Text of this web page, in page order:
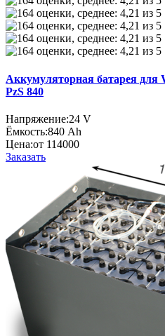
Аккумуляторная батарея для
PzS 840
Напряжение:24 V
Ёмкость:840 Ah
Цена:от 114000
Заказать